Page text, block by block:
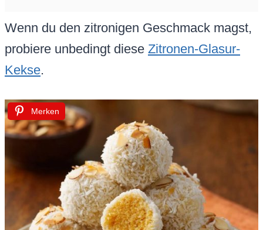
Wenn du den zitronigen Geschmack magst,
probiere unbedingt diese Zitronen-Glasur-
Kekse.
Merken